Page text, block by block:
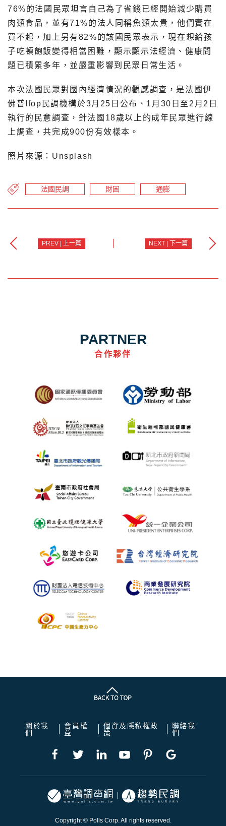
76%的法國民眾坦言自己為了省錢已經開始減少購買
肉類食品，並有71%的法人同稱魚類太貴，他們實在
買不起，加上另有82%的該國民眾表示，現在想給孩
子吃頓飽飯變得相當困難，顯示顯示法經濟、健康問
題已積累多年，並嚴重影響到民眾日常生活。
本次法國民眾對國內經濟情況的觀感調查，是法國伊
佛普Ifop民調機構於3月25日公布、1月30日至2月2日
執行的民意調查，針法國18歲以上的成年民眾進行線
上調查，共完成900份有效樣本。
照片來源：Unsplash
法國民調 財困 通膨
PREV | 上一篇 NEXT | 下一篇
PARTNER
合作夥伴
關於我
們
會員權
益
個資及隱私權政
策
聯絡我
們
Copyright © Polls Corp. All rights reserved.